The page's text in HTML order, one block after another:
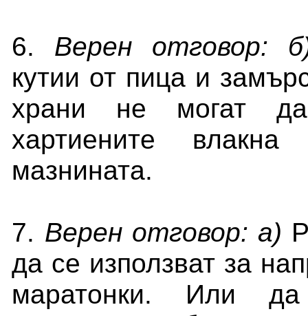
6. Верен отговор:
кутии от пица и
храни не могат
хартиените
мазнината.
7. Верен отговор: а)
да се използват за
маратонки. Или